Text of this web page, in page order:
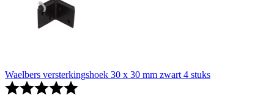
Waelbers versterkingshoek 30 x 30 mm zwart 4 stuks